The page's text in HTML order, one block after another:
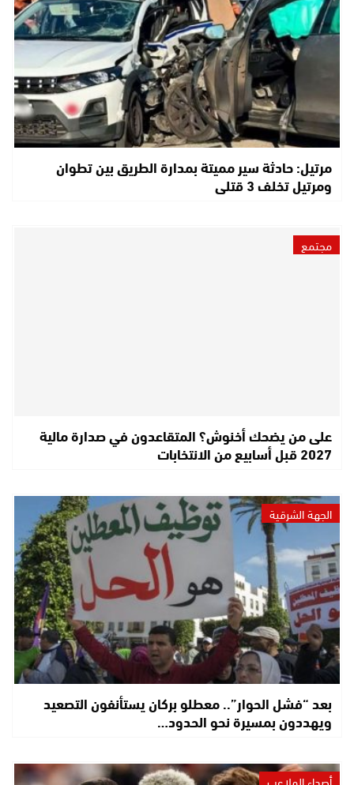
مرتيل: حادثة سير مميتة بمدارة الطريق بين تطوان
ومرتيل تخلف 3 قتلى
مجتمع
على من يضحك أخنوش؟ المتقاعدون في صدارة مالية
2027 قبل أسابيع من الانتخابات
الجهة الشرقية
بعد “فشل الحوار”.. معطلو بركان يستأنفون التصعيد
ويهددون بمسيرة نحو الحدود…